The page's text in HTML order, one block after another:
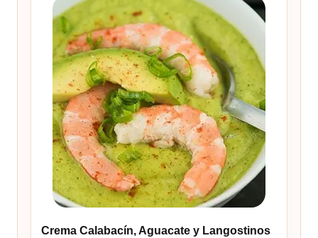
Crema Calabacín, Aguacate y Langostinos